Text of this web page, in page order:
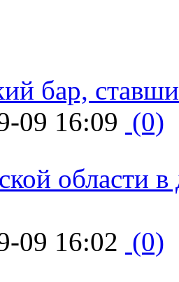
бар,
09 16:09 (0)
области в
09 16:02 (0)